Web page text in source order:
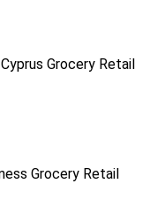
Grocery Retail
Grocery Retail